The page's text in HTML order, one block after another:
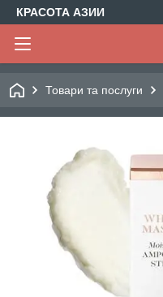
КРАСОТА АЗИИ
Товари та послуги